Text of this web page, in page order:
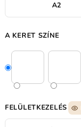
A2
A KERET SZÍNE
FELÜLETKEZELÉS